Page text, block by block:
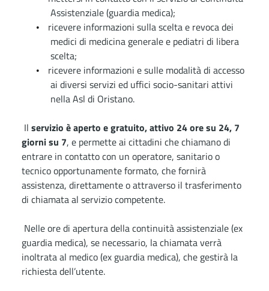
Assistenziale (guardia medica);
•
ricevere informazioni sulla scelta e revoca dei
medici di medicina generale e pediatri di libera
scelta;
•
ricevere informazioni e sulle modalità di accesso
ai diversi servizi ed uffici socio-sanitari attivi
nella Asl di Oristano.
Il servizio è aperto e gratuito, attivo 24 ore su 24, 7
giorni su 7, e permette ai cittadini che chiamano di
entrare in contatto con un operatore, sanitario o
tecnico opportunamente formato, che fornirà
assistenza, direttamente o attraverso il trasferimento
di chiamata al servizio competente.
Nelle ore di apertura della continuità assistenziale (ex
guardia medica), se necessario, la chiamata verrà
inoltrata al medico (ex guardia medica), che gestirà la
richiesta dell’utente.